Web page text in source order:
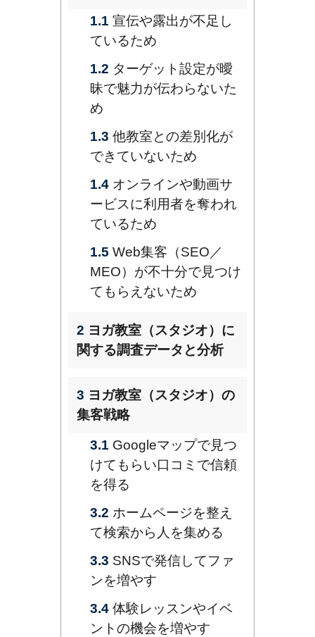
1.1 宣伝や露出が不足し
ているため
1.2 ターゲット設定が曖
昧で魅力が伝わらないた
め
1.3 他教室との差別化が
できていないため
1.4 オンラインや動画サ
ービスに利用者を奪われ
ているため
1.5 Web集客（SEO／
MEO）が不十分で見つけ
てもらえないため
2 ヨガ教室（スタジオ）に
関する調査データと分析
3 ヨガ教室（スタジオ）の
集客戦略
3.1 Googleマップで見つ
けてもらい口コミで信頼
を得る
3.2 ホームページを整え
て検索から人を集める
3.3 SNSで発信してファ
ンを増やす
3.4 体験レッスンやイベ
ントの機会を増やす